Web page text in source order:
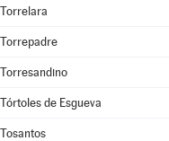
Torrelara
Torrepadre
Torresandino
Tórtoles de Esgueva
Tosantos